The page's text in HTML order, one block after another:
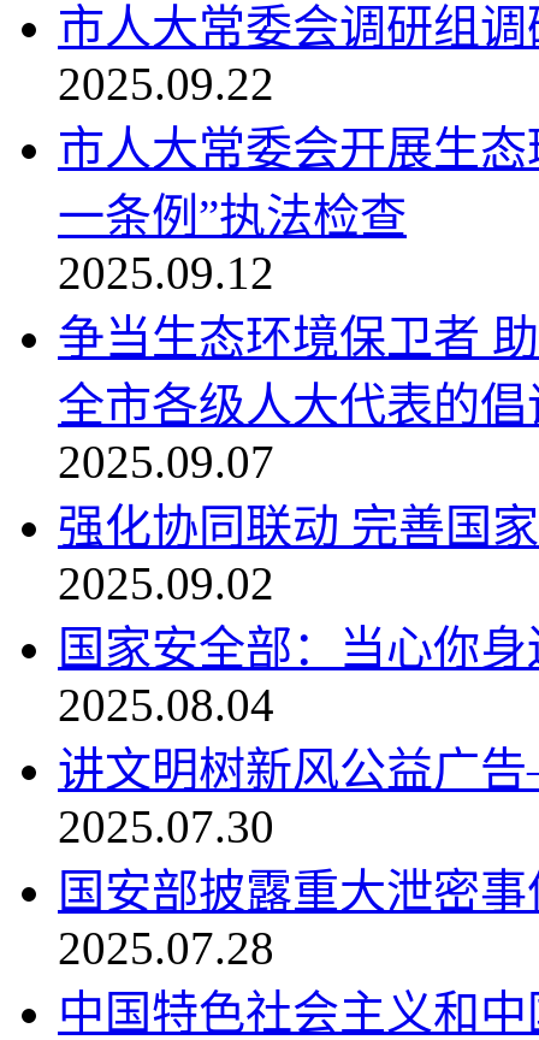
市人大常委会调研组
2025.09.22
市人大常委会开展生
一条例”执法检查
2025.09.12
争当生态环境保卫者
全市各级人大代表的倡
2025.09.07
强化协同联动 完善国
2025.09.02
国家安全部：当心你
2025.08.04
讲文明树新风公益广
2025.07.30
国安部披露重大泄密
2025.07.28
中国特色社会主义和